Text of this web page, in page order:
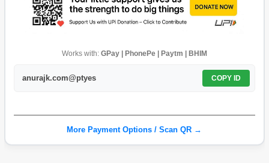
Works with: GPay | PhonePe | Paytm | BHIM
anurajk.com@ptyes COPY ID
More Payment Options / Scan QR →